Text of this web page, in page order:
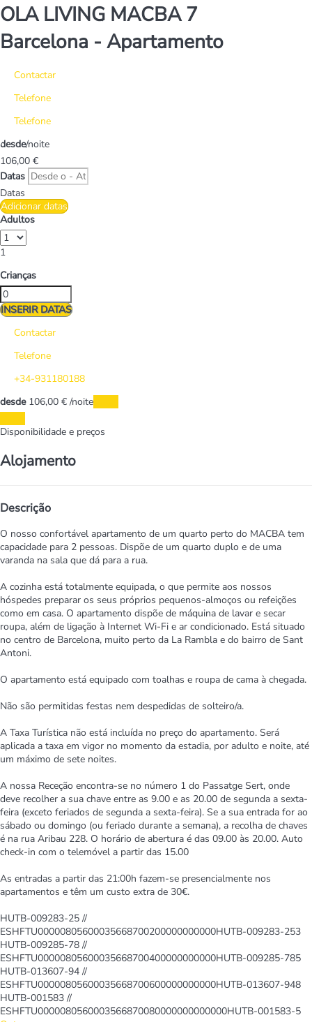
OLA LIVING MACBA 7
Barcelona - Apartamento
Contactar
Telefone
Telefone
desde/noite
106,00 €
Datas
Datas
Adicionar datas
Adultos
1
Crianças
INSERIR DATAS
Contactar
Telefone
+34-931180188
desde106,00 € /noite
Disponibilidade e preços
Alojamento
Descrição
O nosso confortável apartamento de um quarto perto do MACBA tem
capacidade para 2 pessoas. Dispõe de um quarto duplo e de uma
varanda na sala que dá para a rua.
A cozinha está totalmente equipada, o que permite aos nossos
hóspedes preparar os seus próprios pequenos-almoços ou refeições
como em casa. O apartamento dispõe de máquina de lavar e secar
roupa, além de ligação à Internet Wi-Fi e ar condicionado. Está situado
no centro de Barcelona, muito perto da La Rambla e do bairro de Sant
Antoni.
O apartamento está equipado com toalhas e roupa de cama à chegada.
Não são permitidas festas nem despedidas de solteiro/a.
A Taxa Turística não está incluída no preço do apartamento. Será
aplicada a taxa em vigor no momento da estadia, por adulto e noite, até
um máximo de sete noites.
A nossa Receção encontra-se no número 1 do Passatge Sert, onde
deve recolher a sua chave entre as 9.00 e as 20.00 de segunda a sexta-
feira (exceto feriados de segunda a sexta-feira). Se a sua entrada for ao
sábado ou domingo (ou feriado durante a semana), a recolha de chaves
é na rua Aribau 228. O horário de abertura é das 09.00 às 20.00. Auto
check-in com o telemóvel a partir das 15.00
As entradas a partir das 21:00h fazem-se presencialmente nos
apartamentos e têm um custo extra de 30€.
HUTB-009283-25 //
ESHFTU00000805600035668700200000000000HUTB-009283-253
HUTB-009285-78 //
ESHFTU00000805600035668700400000000000HUTB-009285-785
HUTB-013607-94 //
ESHFTU00000805600035668700600000000000HUTB-013607-948
HUTB-001583 //
ESHFTU0000080560003566870080000000000000HUTB-001583-5